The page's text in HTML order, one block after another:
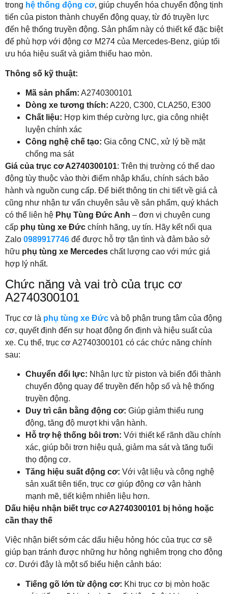
trong hệ thống động cơ, giúp chuyển hóa chuyển động tịnh
tiến của piston thành chuyển động quay, từ đó truyền lực
đến hệ thống truyền động. Sản phẩm này có thiết kế đặc biệt
để phù hợp với động cơ M274 của Mercedes-Benz, giúp tối
ưu hóa hiệu suất và giảm thiểu hao mòn.
Thông số kỹ thuật:
Mã sản phẩm: A2740300101
Dòng xe tương thích: A220, C300, CLA250, E300
Chất liệu: Hợp kim thép cường lực, gia công nhiệt
luyện chính xác
Công nghệ chế tạo: Gia công CNC, xử lý bề mặt
chống ma sát
Giá của trục cơ A2740300101: Trên thị trường có thể dao
động tùy thuộc vào thời điểm nhập khẩu, chính sách bảo
hành và nguồn cung cấp. Để biết thông tin chi tiết về giá cả
cũng như nhận tư vấn chuyên sâu về sản phẩm, quý khách
có thể liên hệ Phụ Tùng Đức Anh – đơn vị chuyên cung
cấp phụ tùng xe Đức chính hãng, uy tín. Hãy kết nối qua
Zalo 0989917746 để được hỗ trợ tận tình và đảm bảo sở
hữu phụ tùng xe Mercedes chất lượng cao với mức giá
hợp lý nhất.
Chức năng và vai trò của trục cơ
A2740300101
Trục cơ là phụ tùng xe Đức và bộ phận trung tâm của động
cơ, quyết định đến sự hoạt động ổn định và hiệu suất của
xe. Cụ thể, trục cơ A2740300101 có các chức năng chính
sau:
Chuyển đổi lực: Nhận lực từ piston và biến đổi thành
chuyển động quay để truyền đến hộp số và hệ thống
truyền động.
Duy trì cân bằng động cơ: Giúp giảm thiểu rung
động, tăng độ mượt khi vận hành.
Hỗ trợ hệ thống bôi trơn: Với thiết kế rãnh dầu chính
xác, giúp bôi trơn hiệu quả, giảm ma sát và tăng tuổi
thọ động cơ.
Tăng hiệu suất động cơ: Với vật liệu và công nghệ
sản xuất tiên tiến, trục cơ giúp động cơ vận hành
mạnh mẽ, tiết kiệm nhiên liệu hơn.
Dấu hiệu nhận biết trục cơ A2740300101 bị hỏng hoặc
cần thay thế
Việc nhận biết sớm các dấu hiệu hỏng hóc của trục cơ sẽ
giúp bạn tránh được những hư hỏng nghiêm trọng cho động
cơ. Dưới đây là một số biểu hiện cảnh báo:
Tiếng gõ lớn từ động cơ: Khi trục cơ bị mòn hoặc